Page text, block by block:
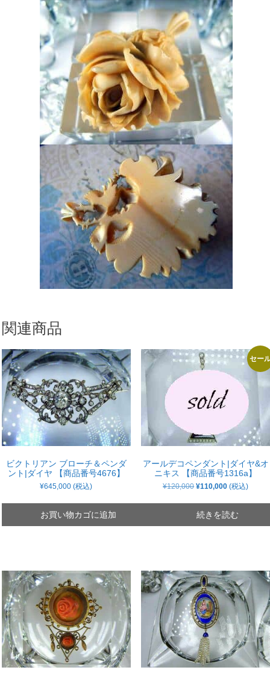
関連商品
ビクトリアン ブローチ＆ペンダ
ント|ダイヤ 【商品番号4676】
¥645,000 (税込)
お買い物カゴに追加
セー
アールデコペンダント|ダイヤ&オ
ニキス 【商品番号1316a】
¥120,000元
価
格
は
¥110,000現
の
価
格
(税込)
続きを読む